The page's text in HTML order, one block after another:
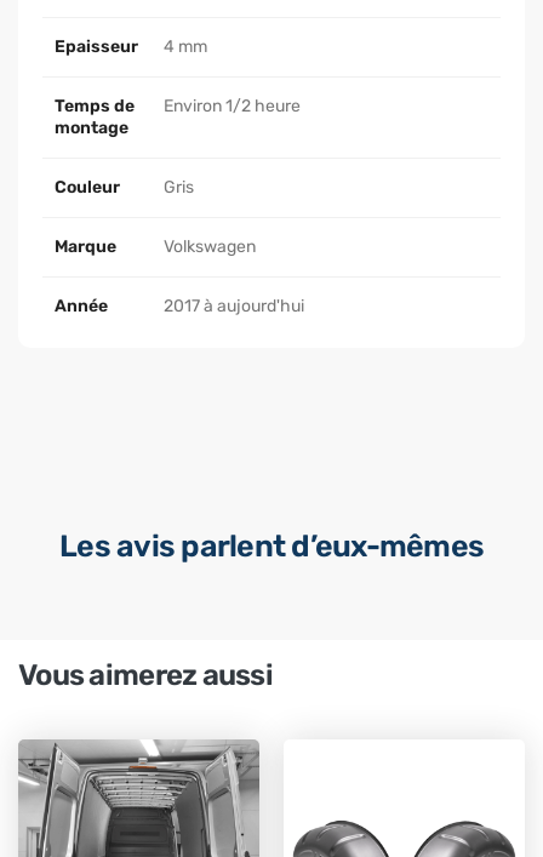
Epaisseur 4 mm
Temps de
montage
Environ 1/2 heure
Couleur Gris
Marque Volkswagen
Année 2017 à aujourd'hui
Les avis parlent d’eux-mêmes
Vous aimerez aussi